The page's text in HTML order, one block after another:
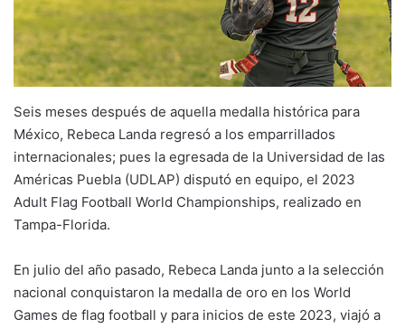
Seis meses después de aquella medalla histórica para
México, Rebeca Landa regresó a los emparrillados
internacionales; pues la egresada de la Universidad de las
Américas Puebla (UDLAP) disputó en equipo, el 2023
Adult Flag Football World Championships, realizado en
Tampa-Florida.
En julio del año pasado, Rebeca Landa junto a la selección
nacional conquistaron la medalla de oro en los World
Games de flag football y para inicios de este 2023, viajó a